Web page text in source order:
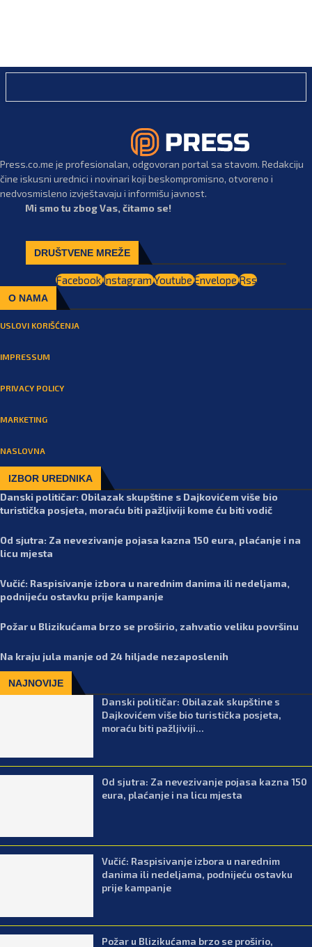
Press.co.me je profesionalan, odgovoran portal sa stavom. Redakciju
čine iskusni urednici i novinari koji beskompromisno, otvoreno i
nedvosmisleno izvještavaju i informišu javnost.
Mi smo tu zbog Vas, čitamo se!
DRUŠTVENE MREŽE
FacebookInstagramYoutubeEnvelopeRss
O NAMA
USLOVI KORIŠĆENJA
IMPRESSUM
PRIVACY POLICY
MARKETING
NASLOVNA
IZBOR UREDNIKA
Danski političar: Obilazak skupštine s Dajkovićem više bio
turistička posjeta, moraću biti pažljiviji kome ću biti vodič
Od sjutra: Za nevezivanje pojasa kazna 150 eura, plaćanje i na
licu mjesta
Vučić: Raspisivanje izbora u narednim danima ili nedeljama,
podnijeću ostavku prije kampanje
Požar u Blizikućama brzo se proširio, zahvatio veliku površinu
Na kraju jula manje od 24 hiljade nezaposlenih
NAJNOVIJE
Danski političar: Obilazak skupštine s
Dajkovićem više bio turistička posjeta,
moraću biti pažljiviji...
Od sjutra: Za nevezivanje pojasa kazna 150
eura, plaćanje i na licu mjesta
Vučić: Raspisivanje izbora u narednim
danima ili nedeljama, podnijeću ostavku
prije kampanje
Požar u Blizikućama brzo se proširio,